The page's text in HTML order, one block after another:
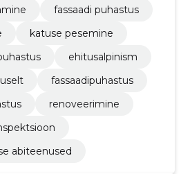
fassaadi puhastus
katuse pesemine
ehitusalpinism
fassaadipuhastus
renoveerimine
abiteenused